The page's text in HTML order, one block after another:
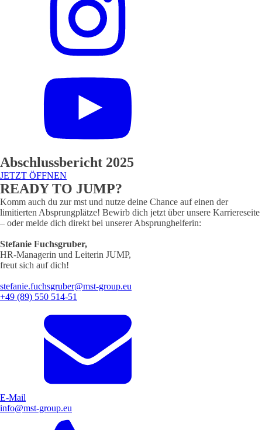
Abschlussbericht 2025
JETZT ÖFFNEN
READY TO JUMP?
Komm auch du zur mst und nutze deine Chance auf einen der
limitierten Absprungplätze! Bewirb dich jetzt über unsere Karriereseite
– oder melde dich direkt bei unserer Absprunghelferin:
Stefanie Fuchsgruber,
HR-Managerin und Leiterin JUMP,
freut sich auf dich!
stefanie.fuchsgruber@mst-group.eu
+49 (89) 550 514-51
E-Mail
info@mst-group.eu